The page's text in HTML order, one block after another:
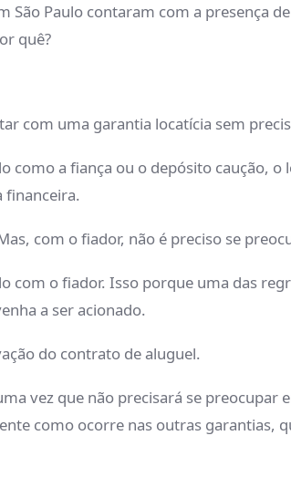
São Paulo contaram com a presença
quê?
com uma garantia locatícia sem
a fiança ou o depósito caução,
financeira.
com o fiador, não é preciso se
com o fiador. Isso porque uma das
a ser acionado.
do contrato de aluguel.
vez que não precisará se preocupar
como ocorre nas outras garantias,